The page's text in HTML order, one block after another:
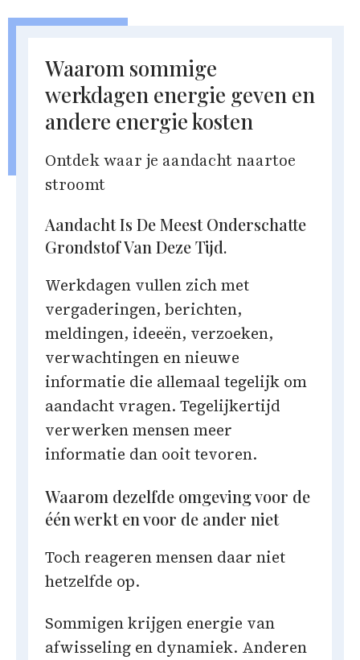
Waarom sommige
werkdagen energie geven en
andere energie kosten
Ontdek waar je aandacht naartoe
stroomt
Aandacht Is De Meest Onderschatte
Grondstof Van Deze Tijd.
Werkdagen vullen zich met
vergaderingen, berichten,
meldingen, ideeën, verzoeken,
verwachtingen en nieuwe
informatie die allemaal tegelijk om
aandacht vragen. Tegelijkertijd
verwerken mensen meer
informatie dan ooit tevoren.
Waarom dezelfde omgeving voor de
één werkt en voor de ander niet
Toch reageren mensen daar niet
hetzelfde op.
Sommigen krijgen energie van
afwisseling en dynamiek. Anderen